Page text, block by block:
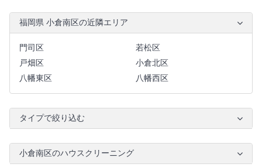
福岡県 小倉南区の近隣エリア
門司区
若松区
戸畑区
小倉北区
八幡東区
八幡西区
タイプで絞り込む
小倉南区のハウスクリーニング